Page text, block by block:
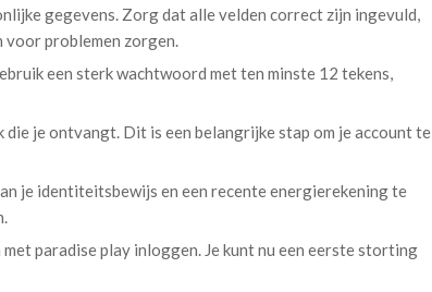
gegevens. Zorg dat alle velden correct zijn ingevuld,
problemen zorgen.
een sterk wachtwoord met ten minste 12 tekens,
je ontvangt. Dit is een belangrijke stap om je account te
je identiteitsbewijs en een recente energierekening te
paradise play inloggen. Je kunt nu een eerste storting